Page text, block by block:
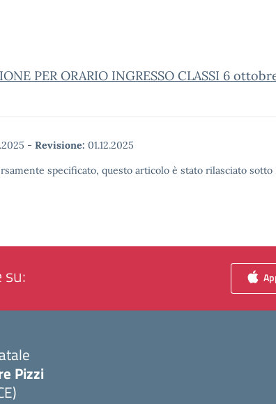
PER ORARIO INGRESSO CLASSI 6
- Revisione: 01.12.2025
specificato, questo articolo è stato rilasciato
Pizzi